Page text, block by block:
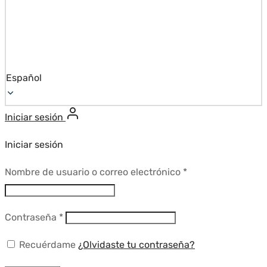
Español
Iniciar sesión
Iniciar sesión
Nombre de usuario o correo electrónico *Requerido
Contraseña *Requerido
Recuérdame ¿Olvidaste tu contraseña?